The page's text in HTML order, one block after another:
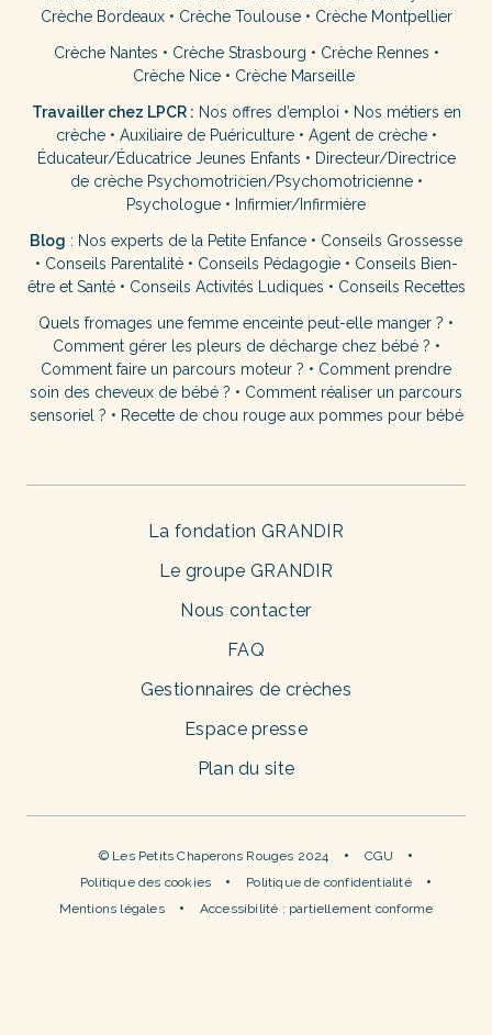
Crèche Bordeaux• Crèche Toulouse• Crèche Montpellier
Crèche Nantes • Crèche Strasbourg • Crèche Rennes •
Crèche Nice • Crèche Marseille
Travailler chez LPCR : Nos offres d’emploi • Nos métiers en
crèche• Auxiliaire de Puériculture• Agent de crèche•
Éducateur/Éducatrice Jeunes Enfants • Directeur/Directrice
de crèche Psychomotricien/Psychomotricienne•
Psychologue • Infirmier/Infirmière
Blog : Nos experts de la Petite Enfance • Conseils Grossesse
• Conseils Parentalité• Conseils Pédagogie• Conseils Bien-
être et Santé• Conseils Activités Ludiques • Conseils Recettes
Quels fromages une femme enceinte peut-elle manger ? •
Comment gérer les pleurs de décharge chez bébé ? •
Comment faire un parcours moteur ? • Comment prendre
soin des cheveux de bébé ? • Comment réaliser un parcours
sensoriel ? • Recette de chou rouge aux pommes pour bébé
La fondation GRANDIR
Le groupe GRANDIR
Nous contacter
FAQ
Gestionnaires de crèches
Espace presse
Plan du site
© Les Petits Chaperons Rouges 2024
CGU
Politique des cookies
Politique de confidentialité
Mentions légales
Accessibilité : partiellement conforme